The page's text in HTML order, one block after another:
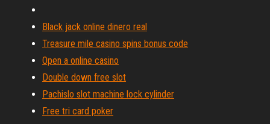
Black jack online dinero real
Treasure mile casino spins bonus code
Open a online casino
Double down free slot
Pachislo slot machine lock cylinder
Free tri card poker